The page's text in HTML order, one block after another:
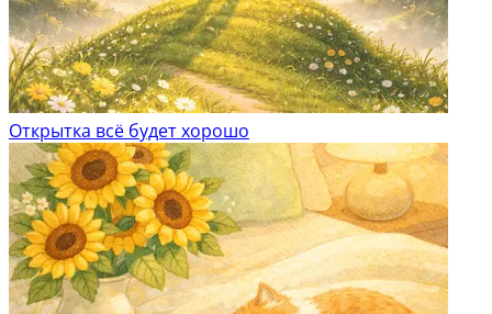
Открытка всё будет хорошо